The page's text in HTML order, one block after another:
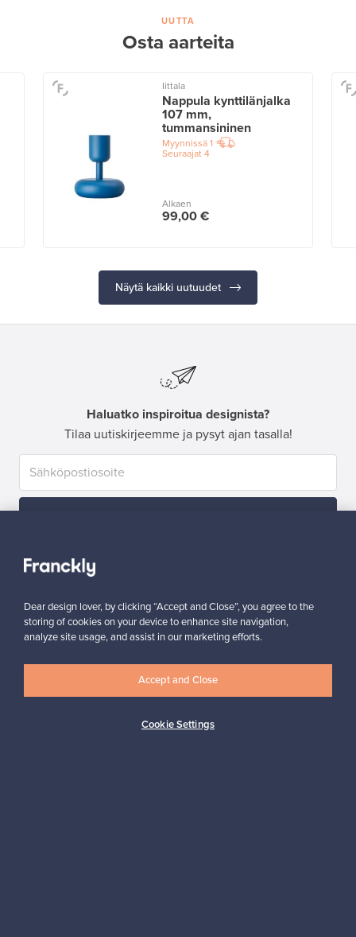
UUTTA
Osta aarteita
Iittala
Nappula kynttilänjalka
107 mm,
tummansininen
Myynnissä1
Seuraajat4
Alkaen
99,00 €
Näytä kaikki uutuudet
Haluatko inspiroitua designista?
Tilaa uutiskirjeemme ja pysyt ajan tasalla!
Aitoa designia Turvalliset maksut
Dear design lover, by clicking “Accept and Close”, you agree to the
storing of cookies on your device to enhance site navigation,
analyze site usage, and assist in our marketing efforts.
Cookie Settings
Accept and Close